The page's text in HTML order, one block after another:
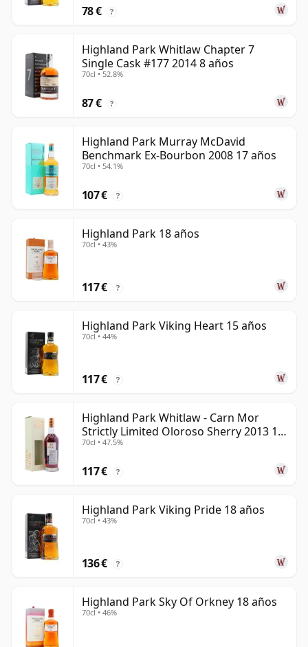
78 € ?
Highland Park Whitlaw Chapter 7
Single Cask #177 2014 8 años
70cl • 52.8%
87 € ?
Highland Park Murray McDavid
Benchmark Ex-Bourbon 2008 17 años
70cl • 54.1%
107 € ?
Highland Park 18 años
70cl • 43%
117 € ?
Highland Park Viking Heart 15 años
70cl • 44%
117 € ?
Highland Park Whitlaw - Carn Mor
Strictly Limited Oloroso Sherry 2013 10
años
70cl • 47.5%
117 € ?
Highland Park Viking Pride 18 años
70cl • 43%
136 € ?
Highland Park Sky Of Orkney 18 años
70cl • 46%